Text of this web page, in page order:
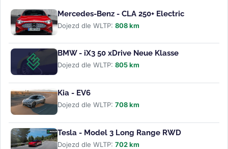
Mercedes-Benz - CLA 250+ Electric
Dojezd dle WLTP: 808 km
BMW - iX3 50 xDrive Neue Klasse
Dojezd dle WLTP: 805 km
Kia - EV6
Dojezd dle WLTP: 708 km
Tesla - Model 3 Long Range RWD
Dojezd dle WLTP: 702 km